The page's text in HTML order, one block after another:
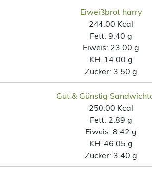
Eiweißbrot harry
244.00 Kcal
Fett: 9.40 g
Eiweis: 23.00 g
KH: 14.00 g
Zucker: 3.50 g
Gut & Günstig
250.00 Kcal
Fett: 2.89 g
Eiweis: 8.42 g
KH: 46.05 g
Zucker: 3.40 g